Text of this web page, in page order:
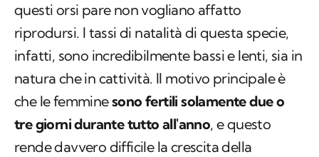
questi orsi pare non vogliano affatto
riprodursi. I tassi di natalità di questa specie,
infatti, sono incredibilmente bassi e lenti, sia in
natura che in cattività. Il motivo principale è
che le femminesono fertili solamente due o
tre giorni durante tutto all'anno, e questo
rende davvero difficile la crescita della